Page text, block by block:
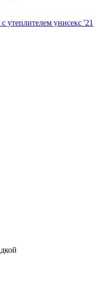
утеплителем унисекс '21